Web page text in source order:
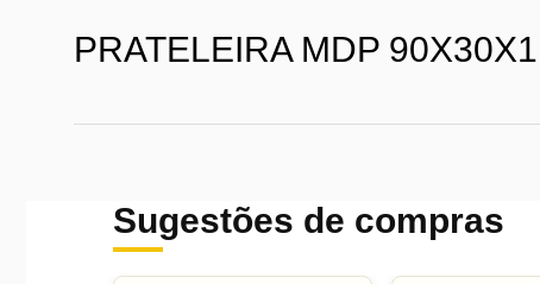
PRATELEIRA MDP
Sugestões de compras